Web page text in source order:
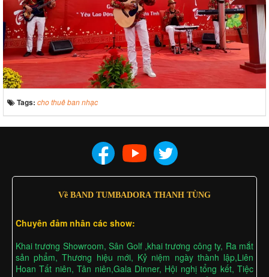
Tags: cho thuê ban nhạc
Về BAND TUMBADORA THANH TÙNG
Chuyên đảm nhân các show:
Khai trương Showroom, Sân Golf ,khai trương công ty, Ra mắt
sản phẩm, Thương hiệu mới, Kỷ niệm ngày thành lập,Liên
Hoan Tất niên, Tân niên,Gala Dinner, Hội nghị tổng kết, Tiệc